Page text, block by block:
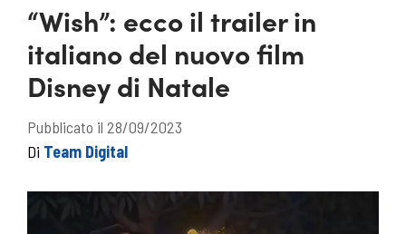
“Wish”: ecco il trailer in
italiano del nuovo film
Disney di Natale
Pubblicato il 28/09/2023
Di Team Digital